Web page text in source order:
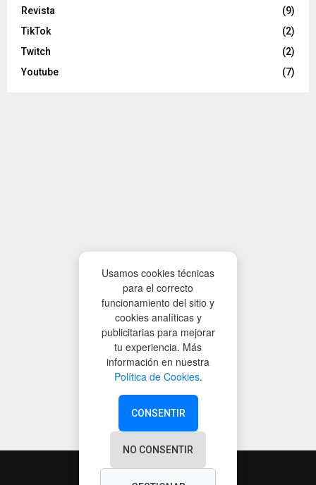
Revista
(9)
TikTok
(2)
Twitch
(2)
Youtube
(7)
Usamos cookies técnicas
para el correcto
funcionamiento del sitio y
cookies analíticas y
publicitarias para mejorar
tu experiencia. Más
información en nuestra
Política de Cookies.
CONSENTIR
NO CONSENTIR